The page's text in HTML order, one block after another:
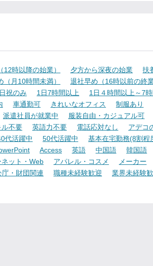
12時以降の始業） 夕方から深夜の始業 扶
（月10時間未満） 退社早め（16時以前の終業
祝のみ 1日7時間以上 1日４時間以上～7
車通勤可 きれいなオフィス 制服あり
派遣社員が就業中 服装自由・カジュアル可
ル不要 英語力不要 電話応対なし
アデコ
代活躍中 50代活躍中 基本在宅勤務(8割程
Access 英語 中国語 韓国語
ネット・Web アパレル・コスメ メーカー
庁・財団関連 職種未経験歓迎 業界未経験